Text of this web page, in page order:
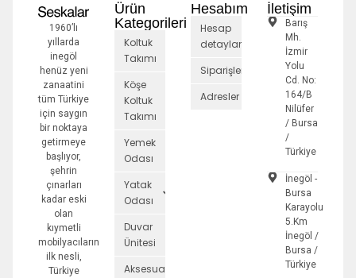
1960’lı
yıllarda
inegöl
henüz yeni
zanaatini
tüm Türkiye
için saygın
bir noktaya
getirmeye
başlıyor,
şehrin
çınarları
kadar eski
olan
kıymetli
mobilyacıların
ilk nesli,
Türkiye
Ürün
Kategorileri
Koltuk
Takımı
Köşe
Koltuk
Takımı
Yemek
Odası
Yatak
Odası
Duvar
Ünitesi
Aksesuarlar
Hesabım
Hesap
detayları
Siparişler
Adresler
İletişim
Barış
Mh.
İzmir
Yolu
Cd. No:
164/B
Nilüfer
/ Bursa
/
Türkiye
İnegöl -
Bursa
Karayolu
5.Km
İnegöl /
Bursa /
Türkiye